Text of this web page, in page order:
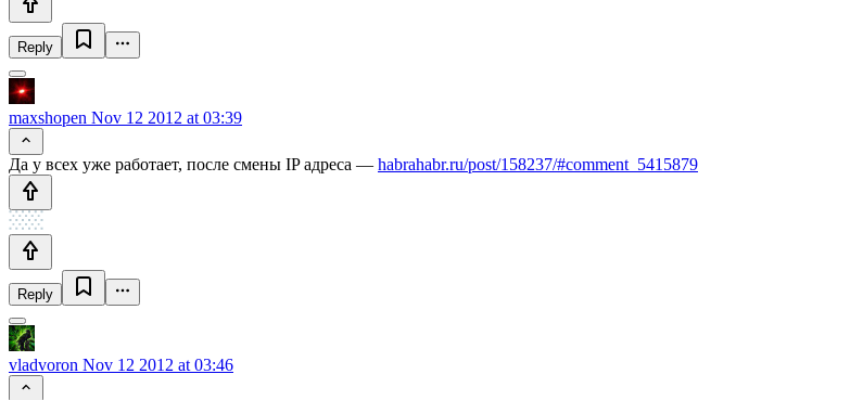
Reply
maxshopen Nov 12 2012 at 03:39
Да у всех уже работает, после смены IP адреса — habrahabr.ru/post/158237/#comment_5415879
Reply
vladvoron Nov 12 2012 at 03:46